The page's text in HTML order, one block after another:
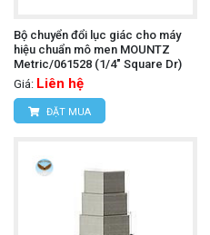
Bộ chuyển đổi lục giác cho máy
hiệu chuẩn mô men MOUNTZ
Metric/061528 (1/4" Square Dr)
Giá: Liên hệ
ĐẶT MUA